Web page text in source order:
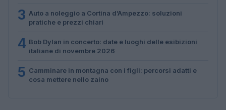
3 Auto a noleggio a Cortina d’Ampezzo: soluzioni
pratiche e prezzi chiari
4 Bob Dylan in concerto: date e luoghi delle esibizioni
italiane di novembre 2026
5 Camminare in montagna con i figli: percorsi adatti e
cosa mettere nello zaino